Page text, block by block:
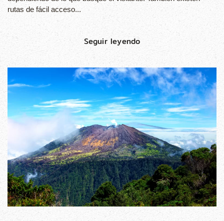
rutas de fácil acceso...
Seguir leyendo